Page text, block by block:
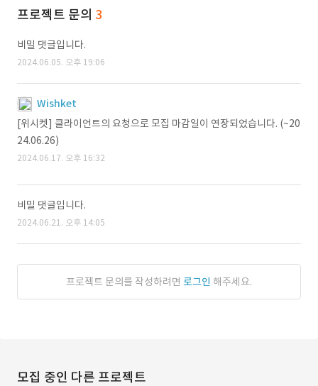
프로젝트 문의 3
비밀 댓글입니다.
2024.06.05. 오후 19:06
Wishket
[위시켓] 클라이언트의 요청으로 모집 마감일이 연장되었습니다. (~20
24.06.26)
2024.06.17. 오후 16:32
비밀 댓글입니다.
2024.06.21. 오후 14:05
프로젝트 문의를 작성하려면 로그인 해주세요.
모집 중인 다른 프로젝트